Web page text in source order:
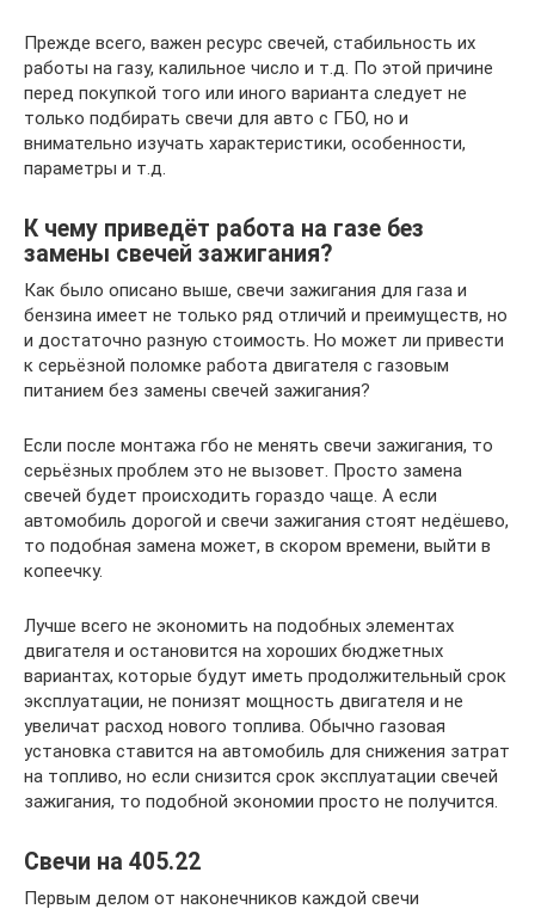
Прежде всего, важен ресурс свечей, стабильность их
работы на газу, калильное число и т.д. По этой причине
перед покупкой того или иного варианта следует не
только подбирать свечи для авто с ГБО, но и
внимательно изучать характеристики, особенности,
параметры и т.д.
К чему приведёт работа на газе без
замены свечей зажигания?
Как было описано выше, свечи зажигания для газа и
бензина имеет не только ряд отличий и преимуществ, но
и достаточно разную стоимость. Но может ли привести
к серьёзной поломке работа двигателя с газовым
питанием без замены свечей зажигания?
Если после монтажа гбо не менять свечи зажигания, то
серьёзных проблем это не вызовет. Просто замена
свечей будет происходить гораздо чаще. А если
автомобиль дорогой и свечи зажигания стоят недёшево,
то подобная замена может, в скором времени, выйти в
копеечку.
Лучше всего не экономить на подобных элементах
двигателя и остановится на хороших бюджетных
вариантах, которые будут иметь продолжительный срок
эксплуатации, не понизят мощность двигателя и не
увеличат расход нового топлива. Обычно газовая
установка ставится на автомобиль для снижения затрат
на топливо, но если снизится срок эксплуатации свечей
зажигания, то подобной экономии просто не получится.
Свечи на 405.22
Первым делом от наконечников каждой свечи